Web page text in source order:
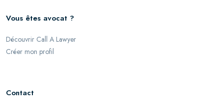
Vous êtes avocat ?
Découvrir Call A Lawyer
Créer mon profil
Contact